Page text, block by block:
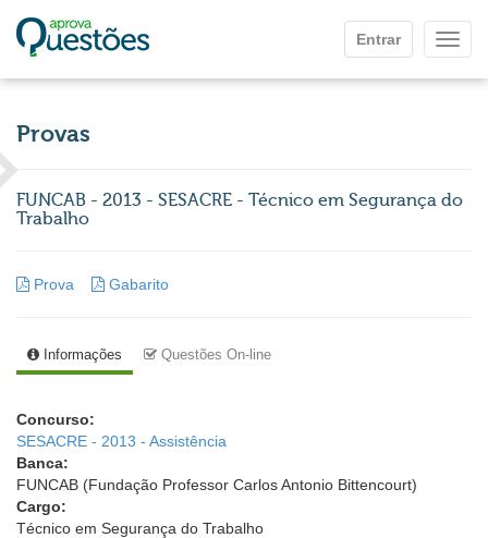
Entrar
Provas
FUNCAB - 2013 - SESACRE - Técnico em Segurança do
Trabalho
Prova Gabarito
Informações Questões On-line
Concurso:
SESACRE - 2013 - Assistência
Banca:
FUNCAB (Fundação Professor Carlos Antonio Bittencourt)
Cargo:
Técnico em Segurança do Trabalho